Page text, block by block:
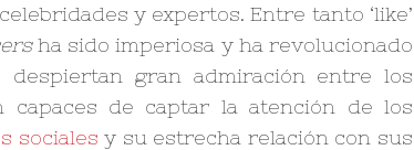
y expertos. Entre tanto ‘like’
ha sido imperiosa y ha revolucionado
despiertan gran admiración entre los
capaces de captar la atención de los
sociales y su estrecha relación con sus